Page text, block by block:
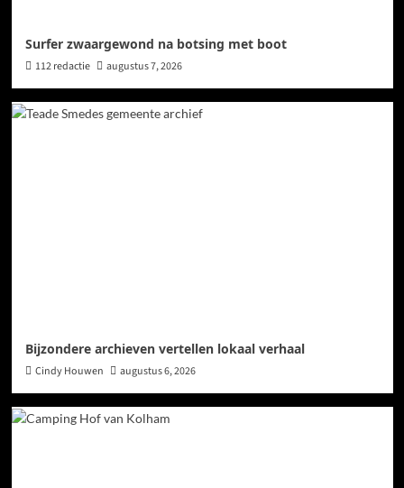
Surfer zwaargewond na botsing met boot
112 redactie augustus 7, 2026
Bijzondere archieven vertellen lokaal verhaal
Cindy Houwen augustus 6, 2026